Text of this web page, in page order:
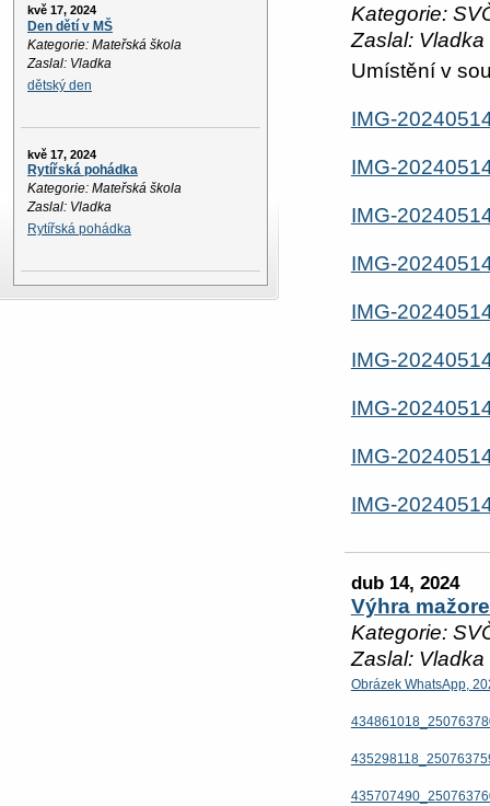
kvě 17, 2024
Den dětí v MŠ
Kategorie: Mateřská škola
Zaslal: Vladka
dětský den
kvě 17, 2024
Rytířská pohádka
Kategorie: Mateřská škola
Zaslal: Vladka
Rytířská pohádka
Kategorie:
Zaslal: Vladka
Umístění v
IMG-
IMG-
IMG-
IMG-
IMG-
IMG-
IMG-
IMG-
IMG-
dub 14, 2024
Výhra
Kategorie:
Zaslal: Vladka
Obrázek WhatsApp,